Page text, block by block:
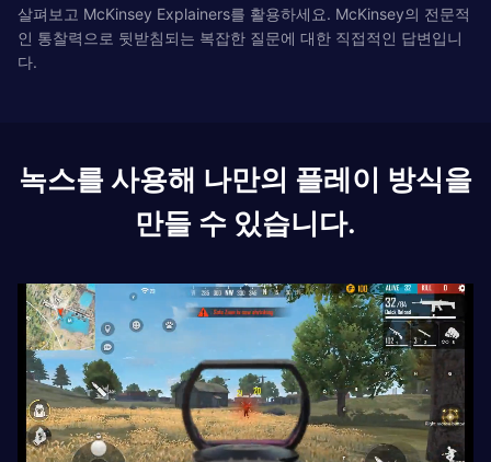
살펴보고 McKinsey Explainers를 활용하세요. McKinsey의 전문적
인 통찰력으로 뒷받침되는 복잡한 질문에 대한 직접적인 답변입니
다.
녹스를 사용해 나만의 플레이 방식을
만들 수 있습니다.